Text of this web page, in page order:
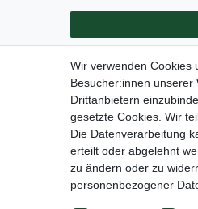
Wir verwenden Cookies
Besucher:innen unserer
Drittanbietern
gesetzte Cookies. Wir
Die Datenverarbeitung
erteilt oder abgelehnt
zu ändern oder zu
personenbezogener